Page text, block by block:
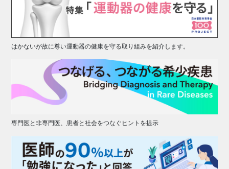
はかないが故に尊い運動器の健康を守る取り組みを紹介します。
専門医と非専門医、患者と社会をつなぐヒントを提示